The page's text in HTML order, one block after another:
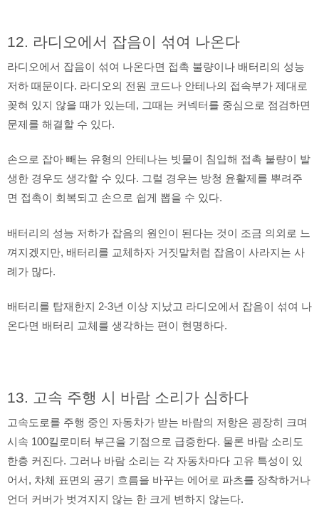
12. 라디오에서 잡음이 섞여 나온다
라디오에서 잡음이 섞여 나온다면 접촉 불량이나 배터리의 성능
저하 때문이다. 라디오의 전원 코드나 안테나의 접속부가 제대로
꽂혀 있지 않을 때가 있는데, 그때는 커넥터를 중심으로 점검하면
문제를 해결할 수 있다.
손으로 잡아 빼는 유형의 안테나는 빗물이 침입해 접촉 불량이 발
생한 경우도 생각할 수 있다. 그럴 경우는 방청 윤활제를 뿌려주
면 접촉이 회복되고 손으로 쉽게 뽑을 수 있다.
배터리의 성능 저하가 잡음의 원인이 된다는 것이 조금 의외로 느
껴지겠지만, 배터리를 교체하자 거짓말처럼 잡음이 사라지는 사
례가 많다.
배터리를 탑재한지 2-3년 이상 지났고 라디오에서 잡음이 섞여 나
온다면 배터리 교체를 생각하는 편이 현명하다.
13. 고속 주행 시 바람 소리가 심하다
고속도로를 주행 중인 자동차가 받는 바람의 저항은 굉장히 크며
시속 100킬로미터 부근을 기점으로 급증한다. 물론 바람 소리도
한층 커진다. 그러나 바람 소리는 각 자동차마다 고유 특성이 있
어서, 차체 표면의 공기 흐름을 바꾸는 에어로 파츠를 장착하거나
언더 커버가 벗겨지지 않는 한 크게 변하지 않는다.